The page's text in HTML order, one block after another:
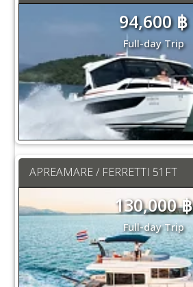
94,600 ฿
Full-day Trip
APREAMARE / FERRETTI 51FT
130,000 ฿
Full-day Trip